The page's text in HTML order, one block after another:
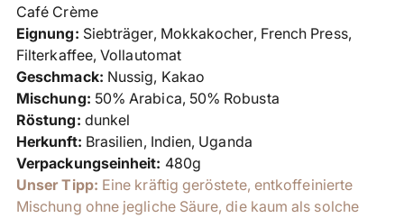
Café Crème
Eignung: Siebträger, Mokkakocher, French Press,
Filterkaffee, Vollautomat
Geschmack: Nussig, Kakao
Mischung: 50% Arabica, 50% Robusta
Röstung: dunkel
Herkunft: Brasilien, Indien, Uganda
Verpackungseinheit: 480g
Unser Tipp: Eine kräftig geröstete, entkoffeinierte
Mischung ohne jegliche Säure, die kaum als solche